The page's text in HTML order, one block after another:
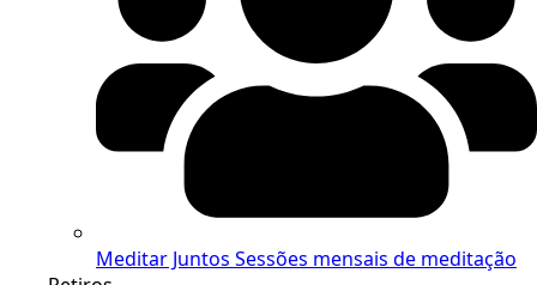
Meditar Juntos Sessões mensais de meditação